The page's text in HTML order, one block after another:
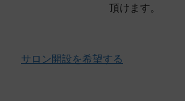
頂けます。
サロン開設を希望する